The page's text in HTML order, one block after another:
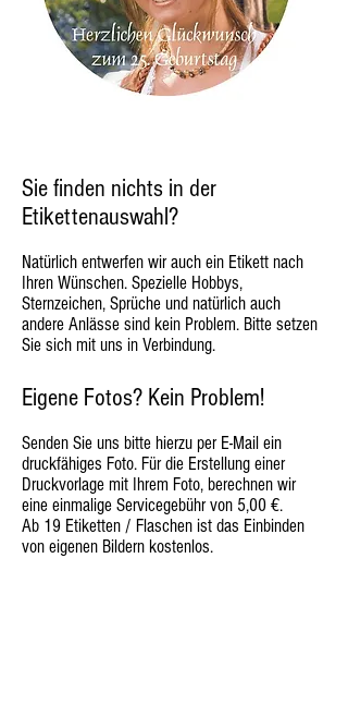
Sie finden nichts in der
Etikettenauswahl?
Natürlich entwerfen wir auch ein Etikett nach
Ihren Wünschen. Spezielle Hobbys,
Sternzeichen, Sprüche und natürlich auch
andere Anlässe sind kein Problem. Bitte setzen
Sie sich mit uns in Verbindung.
Eigene Fotos? Kein Problem!
Senden Sie uns bitte hierzu per E-Mail ein
druckfähiges Foto. Für die Erstellung einer
Druckvorlage mit Ihrem Foto, berechnen wir
eine einmalige Servicegebühr von 5,00 €.
Ab 19 Etiketten / Flaschen ist das Einbinden
von eigenen Bildern kostenlos.